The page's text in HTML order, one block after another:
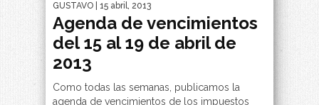
GUSTAVO | 15 abril, 2013
Agenda de vencimientos
del 15 al 19 de abril de
2013
Como todas las semanas, publicamos la
agenda de vencimientos de los impuestos